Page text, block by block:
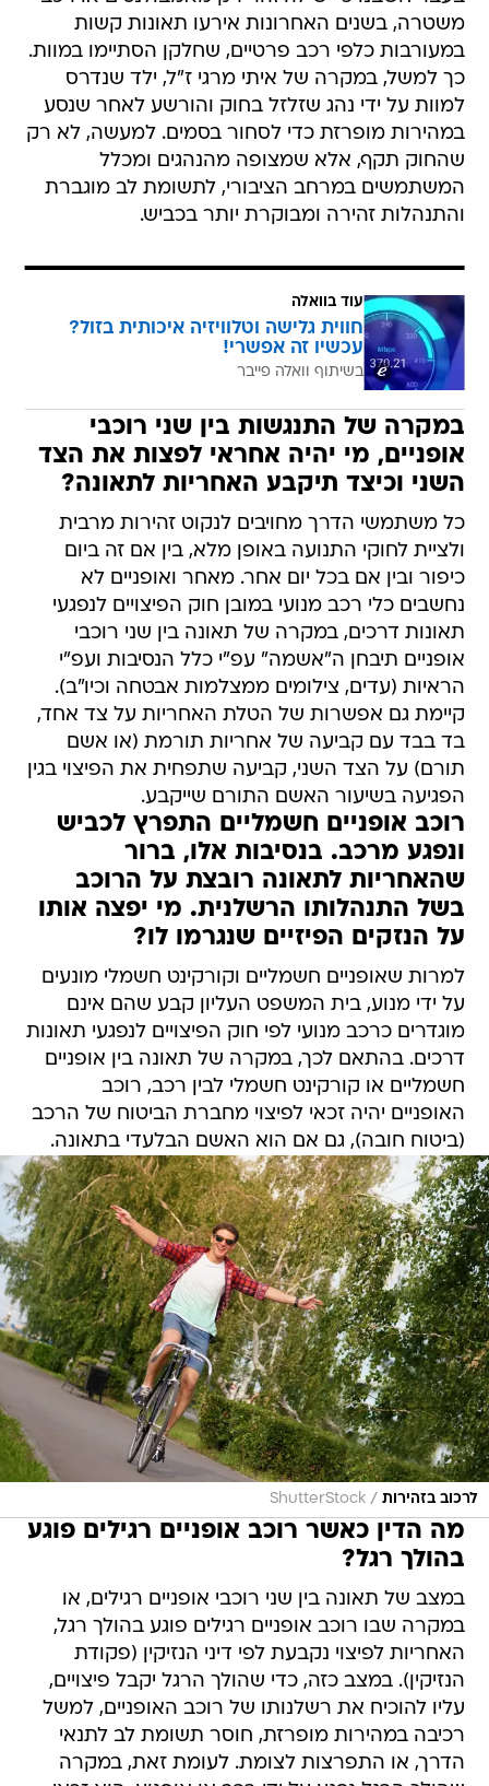
משטרה, בשנים האחרונות אירעו תאונות קשות
במעורבות כלפי רכב פרטיים, שחלקן הסתיימו במוות.
כך למשל, במקרה של איתי מרגי ז"ל, ילד שנדרס
למוות על ידי נהג שזלזל בחוק והורשע לאחר שנסע
במהירות מופרזת כדי לסחור בסמים. למעשה, לא רק
שהחוק תקף, אלא שמצופה מהנהגים ומכלל
המשתמשים במרחב הציבורי, לתשומת לב מוגברת
והתנהלות זהירה ומבוקרת יותר בכביש.
עוד בוואלה
חווית גלישה וטלוויזיה איכותית בזול?
עכשיו זה אפשרי!
בשיתוף וואלה פייבר
במקרה של התנגשות בין שני רוכבי
אופניים, מי יהיה אחראי לפצות את הצד
השני וכיצד תיקבע האחריות לתאונה?
כל משתמשי הדרך מחויבים לנקוט זהירות מרבית
ולציית לחוקי התנועה באופן מלא, בין אם זה ביום
כיפור ובין אם בכל יום אחר. מאחר ואופניים לא
נחשבים כלי רכב מנועי במובן חוק הפיצויים לנפגעי
תאונות דרכים, במקרה של תאונה בין שני רוכבי
אופניים תיבחן ה"אשמה" עפ"י כלל הנסיבות ועפ"י
הראיות (עדים, צילומים ממצלמות אבטחה וכיו"ב).
קיימת גם אפשרות של הטלת האחריות על צד אחד,
בד בבד עם קביעה של אחריות תורמת (או אשם
תורם) על הצד השני, קביעה שתפחית את הפיצוי בגין
הפגיעה בשיעור האשם התורם שייקבע.
רוכב אופניים חשמליים התפרץ לכביש
ונפגע מרכב. בנסיבות אלו, ברור
שהאחריות לתאונה רובצת על הרוכב
בשל התנהלותו הרשלנית. מי יפצה אותו
על הנזקים הפיזיים שנגרמו לו?
למרות שאופניים חשמליים וקורקינט חשמלי מונעים
על ידי מנוע, בית המשפט העליון קבע שהם אינם
מוגדרים כרכב מנועי לפי חוק הפיצויים לנפגעי תאונות
דרכים. בהתאם לכך, במקרה של תאונה בין אופניים
חשמליים או קורקינט חשמלי לבין רכב, רוכב
האופניים יהיה זכאי לפיצוי מחברת הביטוח של הרכב
(ביטוח חובה), גם אם הוא האשם הבלעדי בתאונה.
לרכוב בזהירות /
ShutterStock
מה הדין כאשר רוכב אופניים רגילים פוגע
בהולך רגל?
במצב של תאונה בין שני רוכבי אופניים רגילים, או
במקרה שבו רוכב אופניים רגילים פוגע בהולך רגל,
האחריות לפיצוי נקבעת לפי דיני הנזיקין (פקודת
הנזיקין). במצב כזה, כדי שהולך הרגל יקבל פיצויים,
עליו להוכיח את רשלנותו של רוכב האופניים, למשל
רכיבה במהירות מופרזת, חוסר תשומת לב לתנאי
הדרך, או התפרצות לצומת. לעומת זאת, במקרה